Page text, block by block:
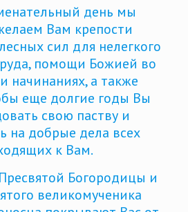
день мы
Вам крепости
сил для нелегкого
помощи Божией во
начинаниях, а также
еще долгие годы Вы
свою паству и
на добрые дела всех
к Вам.
Богородицы и
великомученика